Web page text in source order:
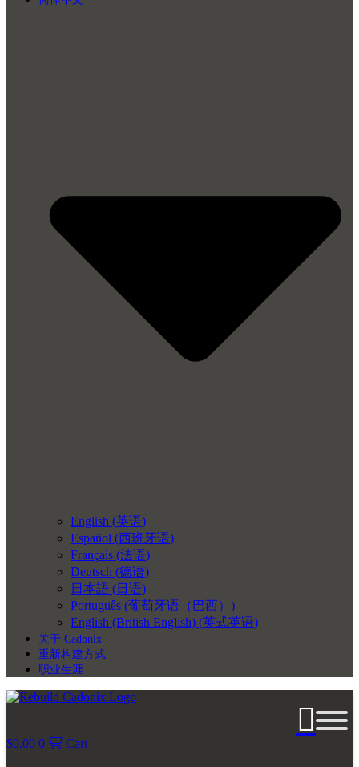
English (英语)
Español (西班牙语)
Français (法语)
Deutsch (德语)
日本語 (日语)
Português (葡萄牙语（巴西） )
English (British English) (英式英语)
关于 Cadonix
重新构建方式
职业生涯
$0.00 0 Cart